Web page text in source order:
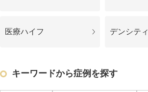
医療ハイフ デンシティ
キーワードから症例を探す